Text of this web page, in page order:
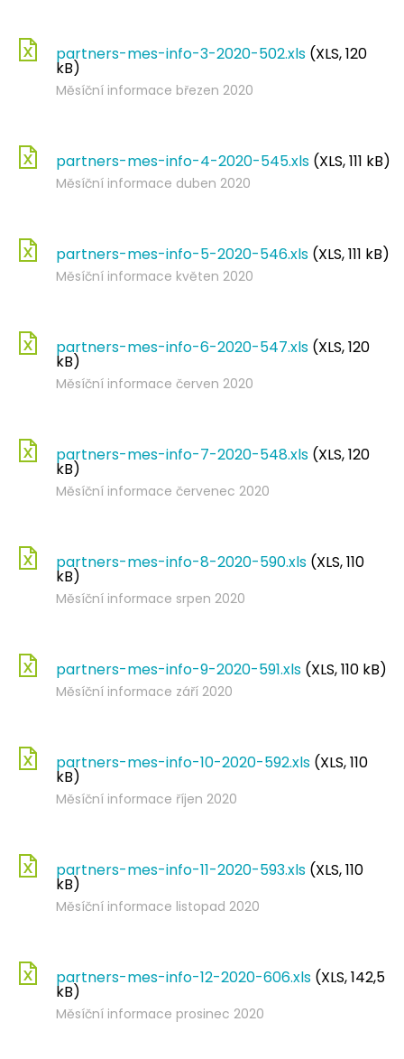
partners-mes-info-3-2020-502.xls (XLS, 120
kB)
Měsíční informace březen 2020
partners-mes-info-4-2020-545.xls (XLS, 111 kB)
Měsíční informace duben 2020
partners-mes-info-5-2020-546.xls (XLS, 111 kB)
Měsíční informace květen 2020
partners-mes-info-6-2020-547.xls (XLS, 120
kB)
Měsíční informace červen 2020
partners-mes-info-7-2020-548.xls (XLS, 120
kB)
Měsíční informace červenec 2020
partners-mes-info-8-2020-590.xls (XLS, 110
kB)
Měsíční informace srpen 2020
partners-mes-info-9-2020-591.xls (XLS, 110 kB)
Měsíční informace září 2020
partners-mes-info-10-2020-592.xls (XLS, 110
kB)
Měsíční informace říjen 2020
partners-mes-info-11-2020-593.xls (XLS, 110
kB)
Měsíční informace listopad 2020
partners-mes-info-12-2020-606.xls (XLS, 142,5
kB)
Měsíční informace prosinec 2020